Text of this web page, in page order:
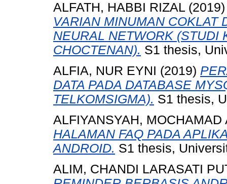
ALFATH, HABBI RIZAL
VARIAN MINUMAN COKLAT
NEURAL NETWORK (STUDI
CHOCTENAN). S1 thesis,
ALFIA, NUR EYNI (2019)
DATA PADA DATABASE
TELKOMSIGMA). S1 thesis,
ALFIYANSYAH, MOCHAMAD
HALAMAN FAQ PADA
ANDROID. S1 thesis,
ALIM, CHANDI LARASATI